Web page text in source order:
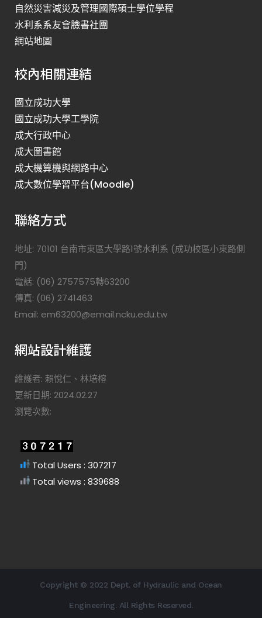
自然災害減災及管理國際碩士學位學程
水利系系友會臉書社團
網站地圖
校內相關連結
國立成功大學
國立成功大學工學院
成大行政中心
成大圖書館
成大機算機與網路中心
成大數位學習平台(Moodle)
聯絡方式
地址: 70101 台南市東區大學路1號水利系 (成功校區小東路側
門)
電話: (06) 2757575轉63200
傳真: (06) 2741463
Email: em63200@email.ncku.edu.tw
網站設計維護
維護者: 賴悅仁、林培榕
更新日期: 2024.02.27
瀏覽次數:
Total Users : 307217
Total views : 839688
Copyright © 2022 Dept. of Hydraulic and Ocean
Engineering. All Rights Reserved.